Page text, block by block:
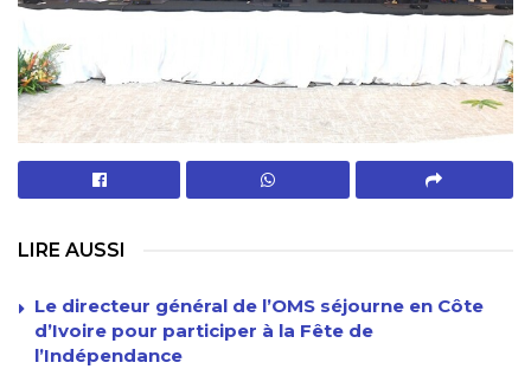
LIRE AUSSI
Le directeur général de l’OMS séjourne en Côte
d’Ivoire pour participer à la Fête de
l’Indépendance